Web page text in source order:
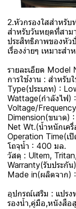
2.หัวกรองใสสำหรั
สำหรับวันหยุดที่สาม
ประสิทธิภาพของหัว
เรื่องง่ายๆ เหมาะสำ
รายละเอียด Model
การใช้งาน : สำหรับ
Type(ประเภท) :
Wattage(กำลังไฟ)
Voltage/
Dimension(ขนาด)
Net Wt.(น้ำหนักเค
Operation Time(เ
โถจุน้ำ : 400 มล.
วัสดุ : Ultem,
Warranty(รับประกั
Made in(ผลิตจาก)
อุปกรณ์เสริม : แปรง
รองน้ำ,คู่มือ,หนังสือ